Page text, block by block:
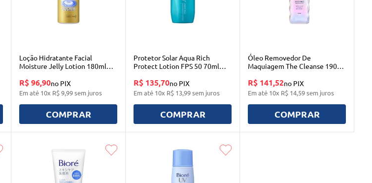
Loção Hidratante Facial
Moisture Jelly Lotion 180ml
R$ 96,90no PIX
Em até 10x R$9,99sem juros
COMPRAR
Protetor Solar Aqua Rich
Protect Lotion FPS 50 70ml
R$ 135,70no PIX
Em até 10x R$ 13,99sem juros
COMPRAR
Óleo Removedor De
Maquiagem The Cleanse 190ml
R$ 141,52no PIX
Em até 10x R$ 14,59sem juros
COMPRAR